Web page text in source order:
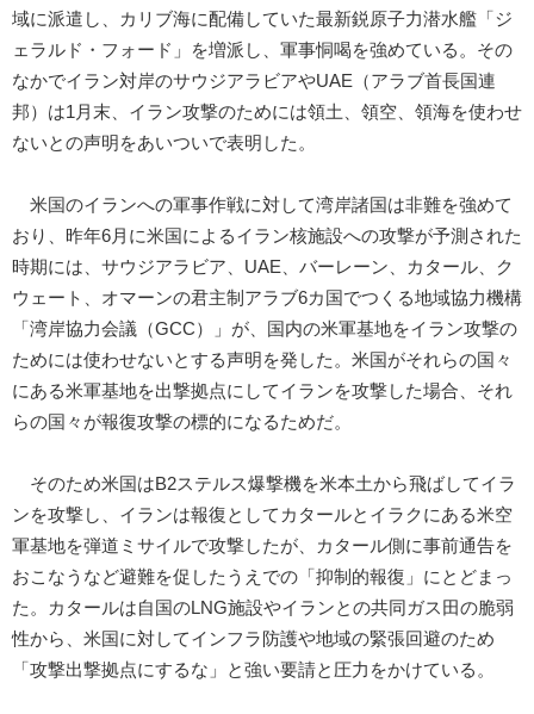
域に派遣し、カリブ海に配備していた最新鋭原子力潜水艦「ジ
ェラルド・フォード」を増派し、軍事恫喝を強めている。その
なかでイラン対岸のサウジアラビアやUAE（アラブ首長国連
邦）は1月末、イラン攻撃のためには領土、領空、領海を使わせ
ないとの声明をあいついで表明した。
米国のイランへの軍事作戦に対して湾岸諸国は非難を強めて
おり、昨年6月に米国によるイラン核施設への攻撃が予測された
時期には、サウジアラビア、UAE、バーレーン、カタール、ク
ウェート、オマーンの君主制アラブ6カ国でつくる地域協力機構
「湾岸協力会議（GCC）」が、国内の米軍基地をイラン攻撃の
ためには使わせないとする声明を発した。米国がそれらの国々
にある米軍基地を出撃拠点にしてイランを攻撃した場合、それ
らの国々が報復攻撃の標的になるためだ。
そのため米国はB2ステルス爆撃機を米本土から飛ばしてイラ
ンを攻撃し、イランは報復としてカタールとイラクにある米空
軍基地を弾道ミサイルで攻撃したが、カタール側に事前通告を
おこなうなど避難を促したうえでの「抑制的報復」にとどまっ
た。カタールは自国のLNG施設やイランとの共同ガス田の脆弱
性から、米国に対してインフラ防護や地域の緊張回避のため
「攻撃出撃拠点にするな」と強い要請と圧力をかけている。